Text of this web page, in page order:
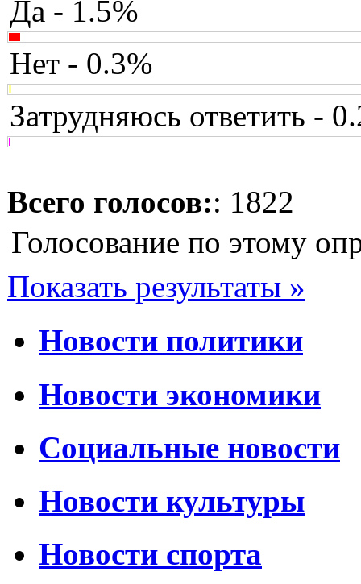
Да - 1.5%
Нет - 0.3%
Затрудняюсь ответить -
Всего голосов:: 1822
Голосование по этому
Показать результаты »
Новости политики
Новости экономики
Социальные новости
Новости культуры
Новости спорта